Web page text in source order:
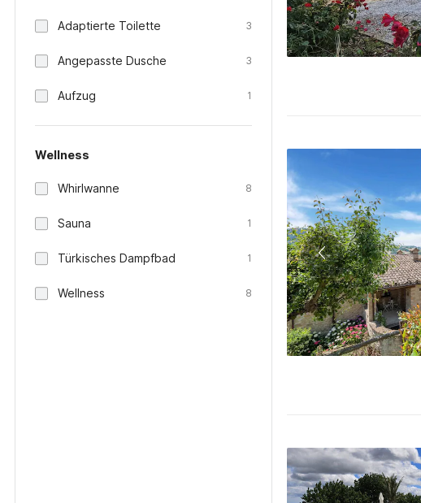
Adaptierte Toilette 3
Angepasste Dusche 3
Aufzug 1
Wellness
Whirlwanne 8
Sauna 1
Türkisches Dampfbad 1
Wellness 8